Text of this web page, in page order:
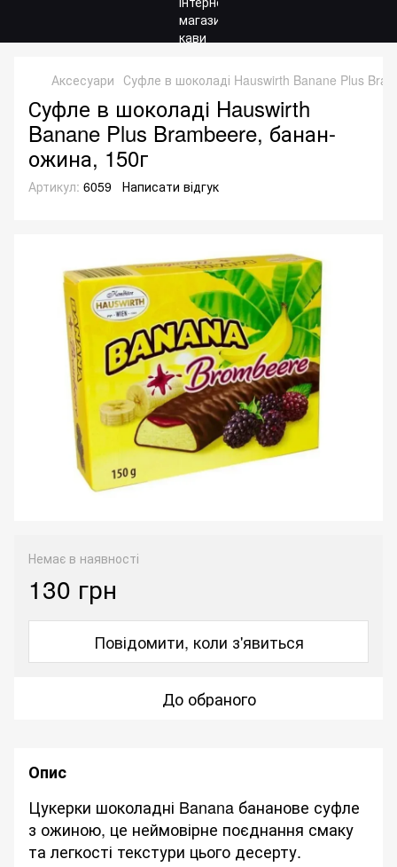
Аксесуари Суфле в шоколаді Hauswirth Banane Plus
Суфле в шоколаді Hauswirth
Banane Plus Brambeere, банан-
ожина, 150г
Артикул: 6059 Написати відгук
Немає в наявності
130 грн
Повідомити, коли з'явиться
До обраного
Опис
Цукерки шоколадні Banana бананове суфле
з ожиною, це неймовірне поєднання смаку
та легкості текстури цього десерту.